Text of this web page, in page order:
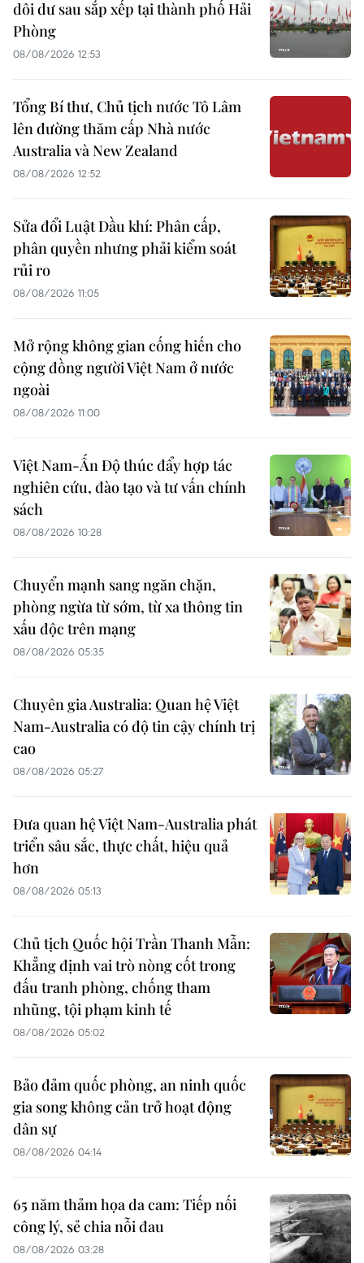
dôi dư sau sắp xếp tại thành phố Hải
Phòng
08/08/2026 12:53
Tổng Bí thư, Chủ tịch nước Tô Lâm
lên đường thăm cấp Nhà nước
Australia và New Zealand
08/08/2026 12:52
Sửa đổi Luật Dầu khí: Phân cấp,
phân quyền nhưng phải kiểm soát
rủi ro
08/08/2026 11:05
Mở rộng không gian cống hiến cho
cộng đồng người Việt Nam ở nước
ngoài
08/08/2026 11:00
Việt Nam-Ấn Độ thúc đẩy hợp tác
nghiên cứu, đào tạo và tư vấn chính
sách
08/08/2026 10:28
Chuyển mạnh sang ngăn chặn,
phòng ngừa từ sớm, từ xa thông tin
xấu độc trên mạng
08/08/2026 05:35
Chuyên gia Australia: Quan hệ Việt
Nam-Australia có độ tin cậy chính trị
cao
08/08/2026 05:27
Đưa quan hệ Việt Nam-Australia phát
triển sâu sắc, thực chất, hiệu quả
hơn
08/08/2026 05:13
Chủ tịch Quốc hội Trần Thanh Mẫn:
Khẳng định vai trò nòng cốt trong
đấu tranh phòng, chống tham
nhũng, tội phạm kinh tế
08/08/2026 05:02
Bảo đảm quốc phòng, an ninh quốc
gia song không cản trở hoạt động
dân sự
08/08/2026 04:14
65 năm thảm họa da cam: Tiếp nối
công lý, sẻ chia nỗi đau
08/08/2026 03:28